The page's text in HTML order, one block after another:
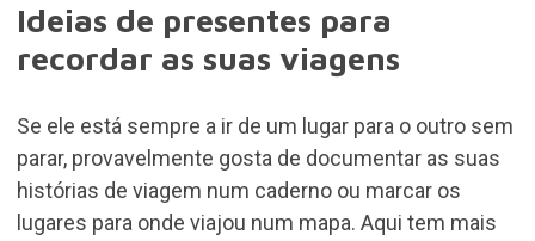
Ideias de presentes para
recordar as suas viagens
Se ele está sempre a ir de um lugar para o outro sem
parar, provavelmente gosta de documentar as suas
histórias de viagem num cadernoou marcar os
lugares para onde viajou num mapa. Aqui tem mais